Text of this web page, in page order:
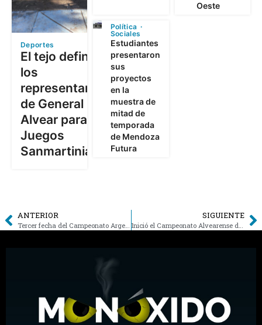
Deportes
El tejo definió a
los
representantes
de General
Alvear para los
Juegos
Sanmartinianos
Oeste
Política
Sociales
Estudiantes
presentaron
sus
proyectos
en la
muestra de
mitad de
temporada
de Mendoza
Futura
ANTERIOR
Tercer fecha del Campeonato Argentino de Motocross en General Alvear
SIGUIENTE
Inició el Campeonato Alvearense de Mountain Bike